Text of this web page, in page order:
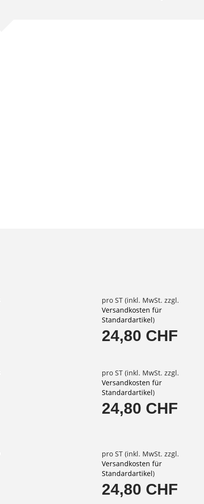
pro ST (inkl. MwSt. zzgl.
Versandkosten für
Standardartikel)
24,80 CHF
pro ST (inkl. MwSt. zzgl.
Versandkosten für
Standardartikel)
24,80 CHF
pro ST (inkl. MwSt. zzgl.
Versandkosten für
Standardartikel)
24,80 CHF